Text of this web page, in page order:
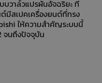
บวาล์วแปรผันอัจฉริยะ ที่
มีสเปคเครื่องยนต์ที่ทรง
ให้ความสำคัญระบบนี้
จนถึงปัจจุบัน